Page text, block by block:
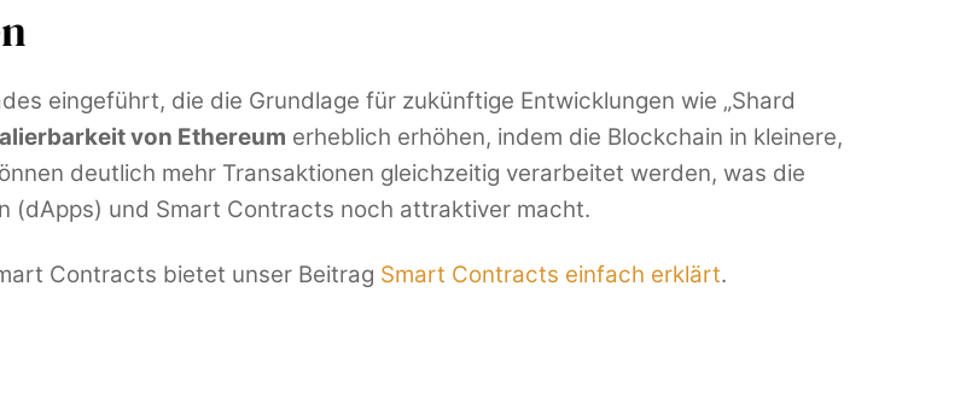
eingeführt, die die Grundlage für zukünftige Entwicklungen wie „Shard
von Ethereum erheblich erhöhen, indem die Blockchain in kleinere,
deutlich mehr Transaktionen gleichzeitig verarbeitet werden, was die
(dApps) und Smart Contracts noch attraktiver macht.
Contracts bietet unser Beitrag Smart Contracts einfach erklärt.